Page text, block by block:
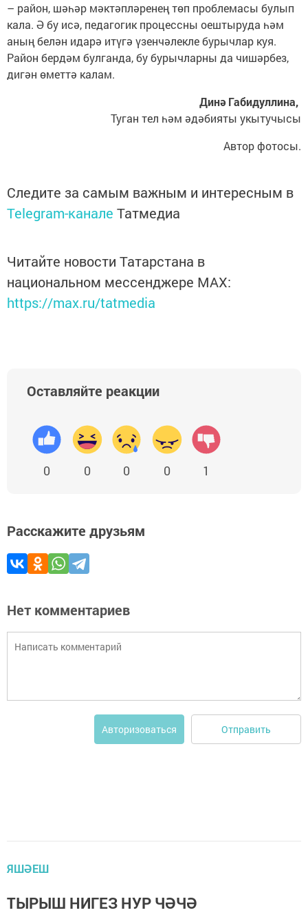
– район, шәһәр мәктәпләренең төп проблемасы булып
кала. Ә бу исә, педагогик процессны оештыруда һәм
аның белән идарә итүгә үзенчәлекле бурычлар куя.
Район бердәм булганда, бу бурычларны да чишәрбез,
дигән өметтә калам.
Динә Габидуллина,
Туган тел һәм әдәбияты укытучысы
Автор фотосы.
Следите за самым важным и интересным в
Telegram-канале Татмедиа
Читайте новости Татарстана в
национальном мессенджере MАХ:
https://max.ru/tatmedia
Оставляйте реакции
0 0 0 0 1
Расскажите друзьям
Нет комментариев
Авторизоваться Отправить
ЯШӘЕШ
ТЫРЫШ НИГЕЗ НУР ЧӘЧӘ